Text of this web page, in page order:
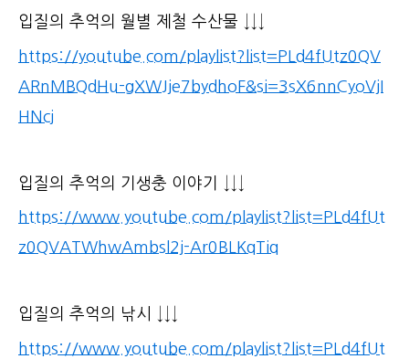
입질의 추억의 월별 제철 수산물 ↓↓↓
https://youtube.com/playlist?list=PLd4fUtz0QV
ARnMBQdHu-gXWJje7bydhoF&si=3sX6nnCyoVjI
HNcj
입질의 추억의 기생충 이야기 ↓↓↓
https://www.youtube.com/playlist?list=PLd4fUt
z0QVATWhwAmbsl2j-Ar0BLKqTiq
입질의 추억의 낚시 ↓↓↓
https://www.youtube.com/playlist?list=PLd4fUt